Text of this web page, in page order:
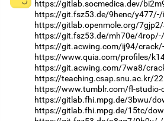
https://gitlab.socmedica.dev/
https://git.fsz53.de/9henc/y477/-/
https://gitlab.openmole.org/
https://git.fsz53.de/mh70e/
https://git.acwing.com/ij94/
https://www.quia.com/profiles/
https://git.acwing.com/7wa8/
https://teaching.csap.snu.ac.kr/
https://www.tumblr.com/fl-studio-
https://gitlab.fhi.mpg.de/3bwu/
https://gitlab.fhi.mpg.de/15tc/